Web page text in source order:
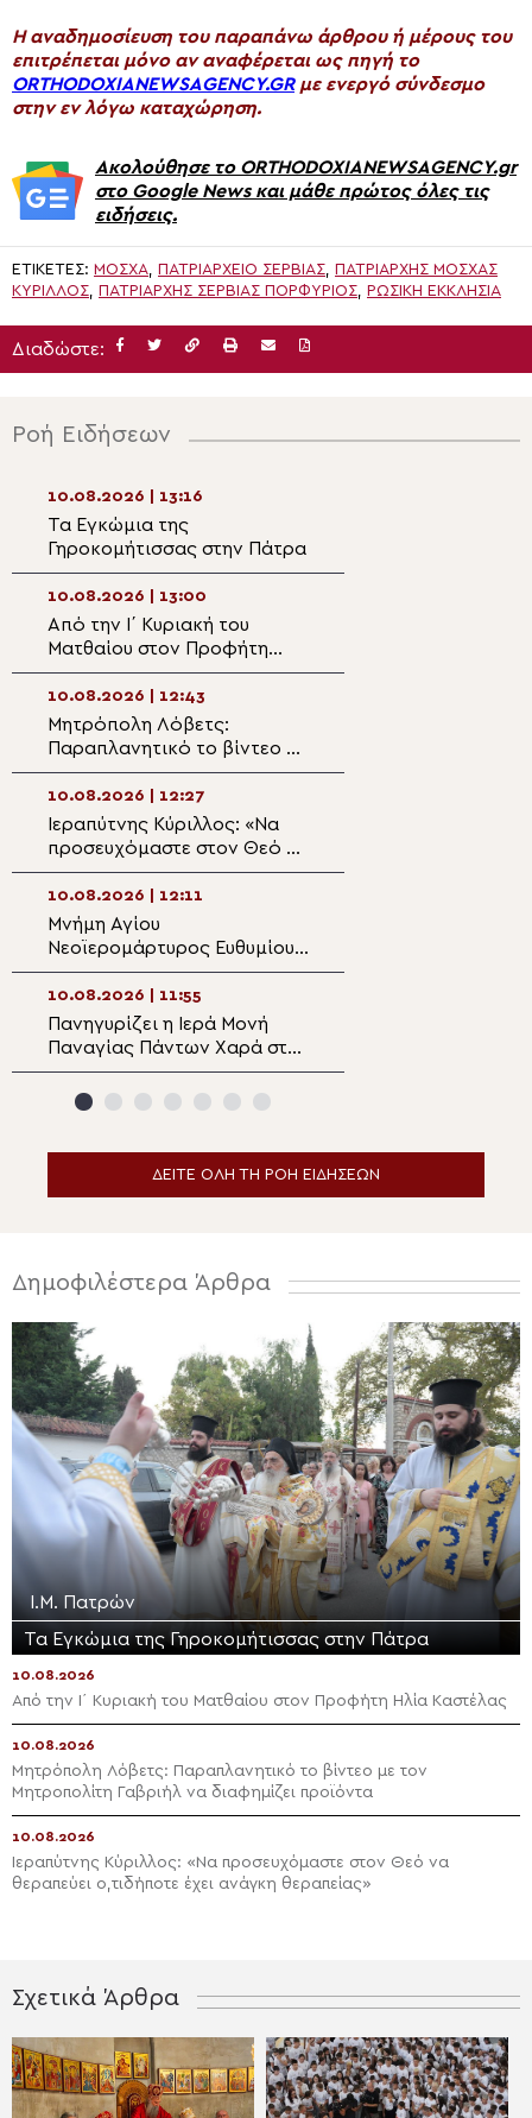
H αναδημοσίευση του παραπάνω άρθρου ή μέρους του
επιτρέπεται μόνο αν αναφέρεται ως πηγή το
ORTHODOXIANEWSAGENCY.GRμε ενεργό σύνδεσμο
στην εν λόγω καταχώρηση.
Ακολούθησε το ORTHODOXIANEWSAGENCY.gr
στο Google News και μάθε πρώτος όλες τις
ειδήσεις.
ΕΤΙΚΈΤΕΣ: ΜΌΣΧΑ ΠΑΤΡΙΑΡΧΕΊΟ ΣΕΡΒΊΑΣ ΠΑΤΡΙΆΡΧΗΣ ΜΌΣΧΑΣ
ΚΎΡΙΛΛΟΣ ΠΑΤΡΙΆΡΧΗΣ ΣΕΡΒΊΑΣ ΠΟΡΦΎΡΙΟΣ ΡΩΣΙΚΉ ΕΚΚΛΗΣΊΑ
Διαδώστε:
Ροή Ειδήσεων
10.08.2026 | 13:16
Τα Εγκώμια της
Γηροκομήτισσας στην Πάτρα
10.08.2026 | 13:00
Από την Ι΄ Κυριακή του
Ματθαίου στον Προφήτη
Ηλία Καστέλας
10.08.2026 | 12:43
Μητρόπολη Λόβετς:
Παραπλανητικό το βίντεο με
τον Μητροπολίτη Γαβριήλ να
διαφημίζει προϊόντα
10.08.2026 | 12:27
Ιεραπύτνης Κύριλλος: «Να
προσευχόμαστε στον Θεό να
θεραπεύει ο,τιδήποτε έχει
ανάγκη θεραπείας»
10.08.2026 | 12:11
Μνήμη Αγίου
Νεοϊερομάρτυρος Ευθυμίου
στη Ρόδο
10.08.2026 | 11:55
Πανηγυρίζει η Ιερά Μονή
Παναγίας Πάντων Χαρά στο
Καλέντζι Κορινθίας
ΔΕΙΤΕ ΟΛΗ ΤΗ ΡΟΗ ΕΙΔΗΣΕΩΝ
Δημοφιλέστερα Άρθρα
Ι.Μ. Πατρών
Τα Εγκώμια της Γηροκομήτισσας στην Πάτρα
10.08.2026
Από την Ι΄ Κυριακή του Ματθαίου στον Προφήτη Ηλία Καστέλας
10.08.2026
Μητρόπολη Λόβετς: Παραπλανητικό το βίντεο με τον
Μητροπολίτη Γαβριήλ να διαφημίζει προϊόντα
10.08.2026
Ιεραπύτνης Κύριλλος: «Να προσευχόμαστε στον Θεό να
θεραπεύει ο,τιδήποτε έχει ανάγκη θεραπείας»
Σχετικά Άρθρα